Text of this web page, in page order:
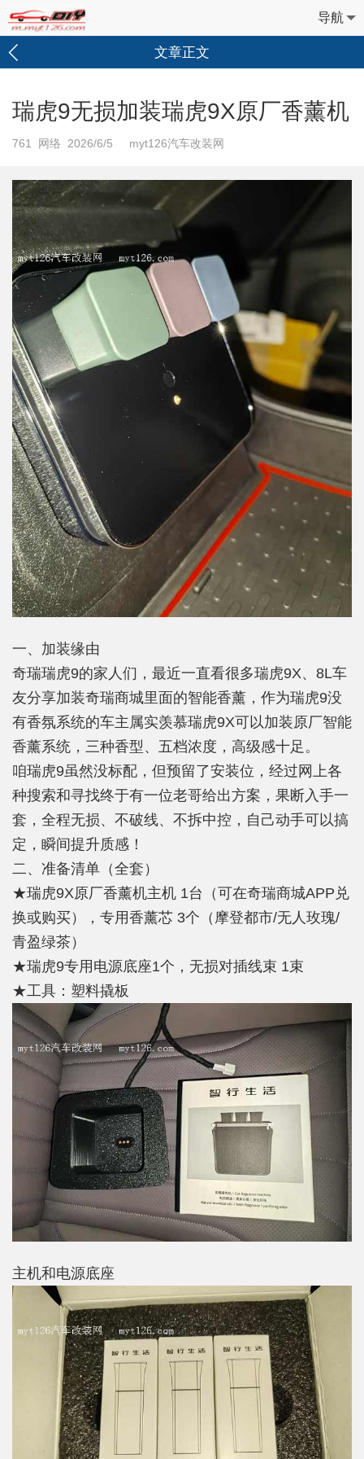
导航
文章正文
瑞虎9无损加装瑞虎9X原厂香薰机
761 网络 2026/6/5 myt126汽车改装网
一、加装缘由
奇瑞瑞虎9的家人们，最近一直看很多瑞虎9X、8L车
友分享加装奇瑞商城里面的智能香薰，作为瑞虎9没
有香氛系统的车主属实羡慕瑞虎9X可以加装原厂智能
香薰系统，三种香型、五档浓度，高级感十足。
咱瑞虎9虽然没标配，但预留了安装位，经过网上各
种搜索和寻找终于有一位老哥给出方案，果断入手一
套，全程无损、不破线、不拆中控，自己动手可以搞
定，瞬间提升质感！
二、准备清单（全套）
★瑞虎9X原厂香薰机主机 1台（可在奇瑞商城APP兑
换或购买），专用香薰芯 3个（摩登都市/无人玫瑰/
青盈绿茶）
★瑞虎9专用电源底座1个，无损对插线束 1束
★工具：塑料撬板
主机和电源底座